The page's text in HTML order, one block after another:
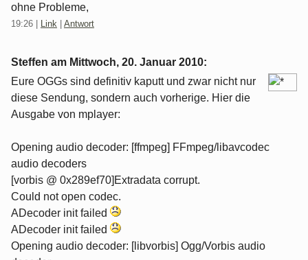
ohne Probleme,
19:26 | Link | Antwort
Steffen am Mittwoch, 20. Januar 2010:
Eure OGGs sind definitiv kaputt und zwar nicht nur
diese Sendung, sondern auch vorherige. Hier die
Ausgabe von mplayer:
Opening audio decoder: [ffmpeg] FFmpeg/libavcodec
audio decoders
[vorbis @ 0x289ef70]Extradata corrupt.
Could not open codec.
ADecoder init failed
ADecoder init failed
Opening audio decoder: [libvorbis] Ogg/Vorbis audio